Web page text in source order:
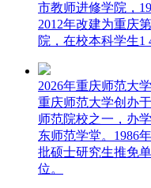
市教师进修学院，
2012年改建为重庆
院，在校本科学生1
2026年重庆师范大
重庆师范大学创办
师范院校之一，办
东师范学堂。1986
批硕士研究生推免
位。